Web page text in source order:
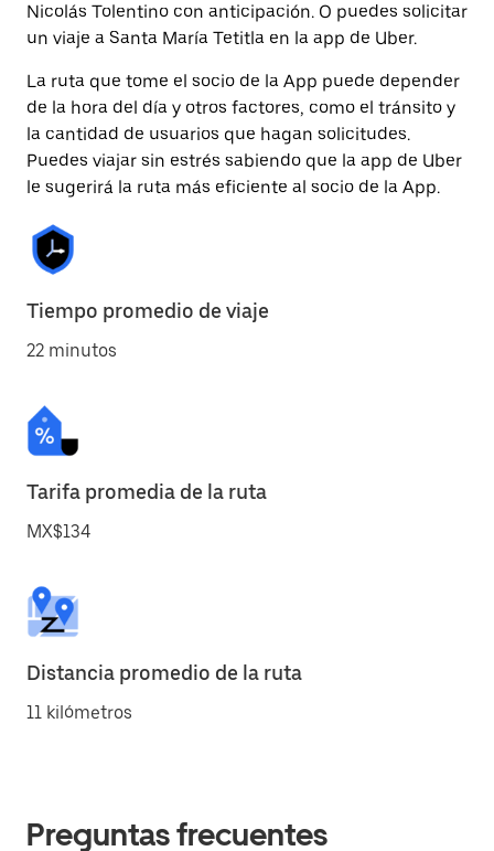
Nicolás Tolentino con anticipación. O puedes solicitar
un viaje a Santa María Tetitla en la app de Uber.
La ruta que tome el socio de la App puede depender
de la hora del día y otros factores, como el tránsito y
la cantidad de usuarios que hagan solicitudes.
Puedes viajar sin estrés sabiendo que la app de Uber
le sugerirá la ruta más eficiente al socio de la App.
Tiempo promedio de viaje
22 minutos
Tarifa promedia de la ruta
MX$134
Distancia promedio de la ruta
11 kilómetros
Preguntas frecuentes